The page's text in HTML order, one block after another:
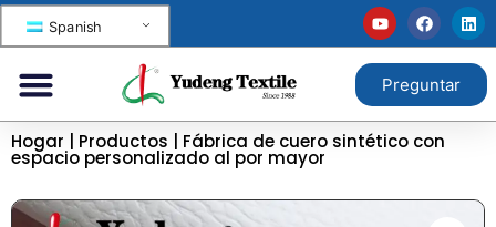
Spanish
Preguntar
Hogar Productos Fábrica de cuero sintético con
espacio personalizado al por mayor